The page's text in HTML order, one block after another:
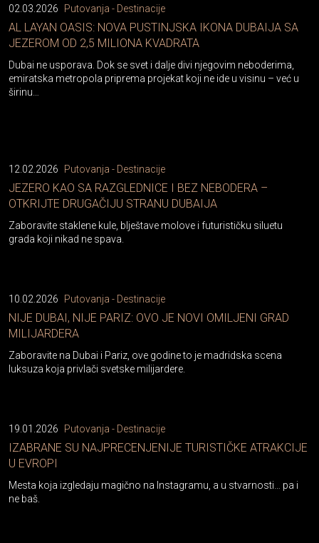
02.03.2026 Putovanja - Destinacije
AL LAYAN OASIS: NOVA PUSTINJSKA IKONA DUBAIJA SA
JEZEROM OD 2,5 MILIONA KVADRATA
Dubai ne usporava. Dok se svet i dalje divi njegovim neboderima,
emiratska metropola priprema projekat koji ne ide u visinu – već u
širinu…
12.02.2026 Putovanja - Destinacije
JEZERO KAO SA RAZGLEDNICE I BEZ NEBODERA –
OTKRIJTE DRUGAČIJU STRANU DUBAIJA
Zaboravite staklene kule, blještave molove i futurističku siluetu
grada koji nikad ne spava.
10.02.2026 Putovanja - Destinacije
NIJE DUBAI, NIJE PARIZ: OVO JE NOVI OMILJENI GRAD
MILIJARDERA
Zaboravite na Dubai i Pariz, ove godine to je madridska scena
luksuza koja privlači svetske milijardere.
19.01.2026 Putovanja - Destinacije
IZABRANE SU NAJPRECENJENIJE TURISTIČKE ATRAKCIJE
U EVROPI
Mesta koja izgledaju magično na Instagramu, a u stvarnosti… pa i
ne baš.